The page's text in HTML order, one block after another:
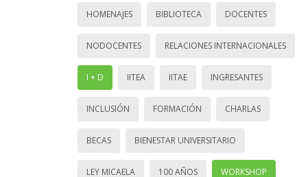
HOMENAJES BIBLIOTECA DOCENTES
NODOCENTES RELACIONES INTERNACIONALES
I + D IITEA IITAE INGRESANTES
INCLUSIÓN FORMACIÓN CHARLAS
BECAS BIENESTAR UNIVERSITARIO
LEY MICAELA 100 AÑOS WORKSHOP